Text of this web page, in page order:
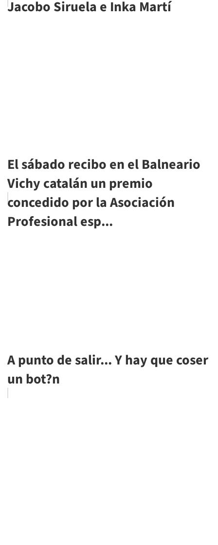
Jacobo Siruela e Inka Martí
El sábado recibo en el Balneario
Vichy catalán un premio
concedido por la Asociación
Profesional esp...
A punto de salir... Y hay que coser
un bot?n